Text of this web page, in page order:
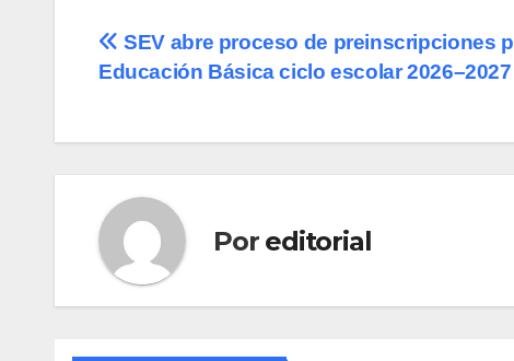
Navegación
entradas
SEV abre proceso de preinscripciones
Educación Básica ciclo escolar 2026–2027
Por editorial